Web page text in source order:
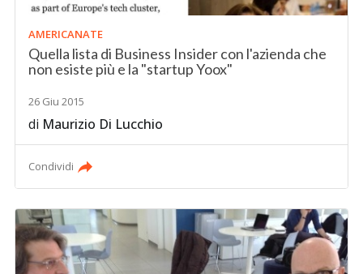
AMERICANATE
Quella lista di Business Insider con l'azienda che
non esiste più e la "startup Yoox"
26 Giu 2015
di Maurizio Di Lucchio
Condividi